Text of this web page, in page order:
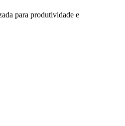
para produtividade e